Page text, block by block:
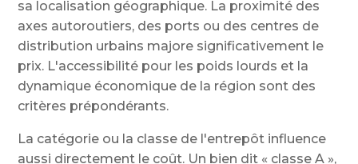
sa localisation géographique. La proximité des
axes autoroutiers, des ports ou des centres de
distribution urbains majore significativement le
prix. L'accessibilité pour les poids lourds et la
dynamique économique de la région sont des
critères prépondérants.
La catégorie ou la classe de l'entrepôt influence
aussi directement le coût. Un bien dit « classe A »,